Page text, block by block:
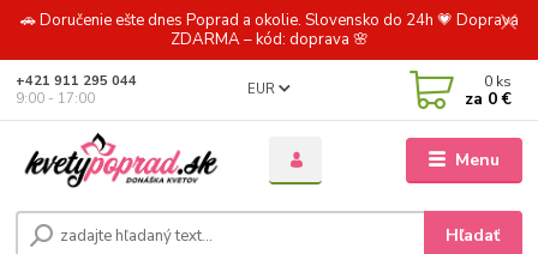
🚗 Doručenie ešte dnes Poprad a okolie. Slovensko do 24h 💗 Doprava
ZDARMA – kód: doprava 🌸
Menu
EUR
Hľadať
+421 911 295 044
9:00 - 17:00
0 ks
za 0 €